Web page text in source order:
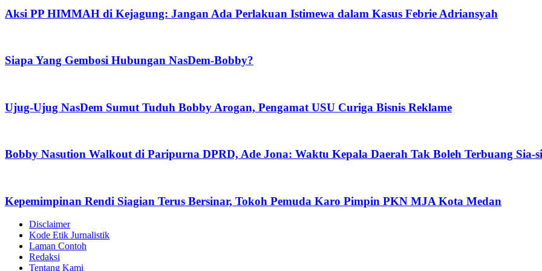
Aksi PP HIMMAH di Kejagung: Jangan Ada Perlakuan Istimewa dalam Kasus Febrie Adriansyah
Siapa Yang Gembosi Hubungan NasDem-Bobby?
Ujug-Ujug NasDem Sumut Tuduh Bobby Arogan, Pengamat USU Curiga Bisnis Reklame
Bobby Nasution Walkout di Paripurna DPRD, Ade Jona: Waktu Kepala Daerah Tak Boleh Terbuang Sia-
Kepemimpinan Rendi Siagian Terus Bersinar, Tokoh Pemuda Karo Pimpin PKN MJA Kota Medan
Disclaimer
Kode Etik Jurnalistik
Laman Contoh
Redaksi
Tentang Kami